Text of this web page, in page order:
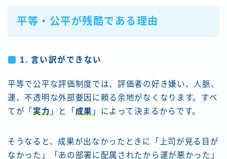
平等・公平が残酷である理由
1. 言い訳ができない
平等で公平な評価制度では、評価者の好き嫌い、人脈、
運、不透明な外部要因に頼る余地がなくなります。すべ
てが「 実力 」と「 成果 」によって決まるからです。
そうなると、成果が出なかったときに「上司が見る目が
なかった」「あの部署に配属されたから運が悪かった」